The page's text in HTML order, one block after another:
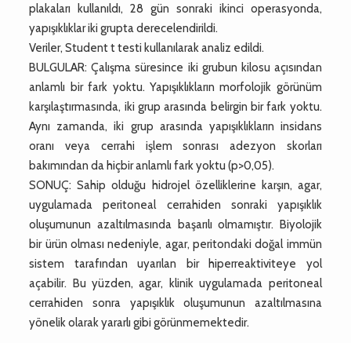
plakaları kullanıldı, 28 gün sonraki ikinci operasyonda,
yapışıklıklar iki grupta derecelendirildi.
Veriler, Student t testi kullanılarak analiz edildi.
BULGULAR: Çalışma süresince iki grubun kilosu açısından
anlamlı bir fark yoktu. Yapışıklıkların morfolojik görünüm
karşılaştırmasında, iki grup arasında belirgin bir fark yoktu.
Aynı zamanda, iki grup arasında yapışıklıkların insidans
oranı veya cerrahi işlem sonrası adezyon skorları
bakımından da hiçbir anlamlı fark yoktu (p>0,05).
SONUÇ: Sahip olduğu hidrojel özelliklerine karşın, agar,
uygulamada peritoneal cerrahiden sonraki yapışıklık
oluşumunun azaltılmasında başarılı olmamıştır. Biyolojik
bir ürün olması nedeniyle, agar, peritondaki doğal immün
sistem tarafından uyarılan bir hiperreaktiviteye yol
açabilir. Bu yüzden, agar, klinik uygulamada peritoneal
cerrahiden sonra yapışıklık oluşumunun azaltılmasına
yönelik olarak yararlı gibi görünmemektedir.